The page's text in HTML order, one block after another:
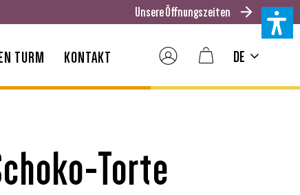
Unsere Öffnungszeiten
TURM KONTAKT DE
Torte